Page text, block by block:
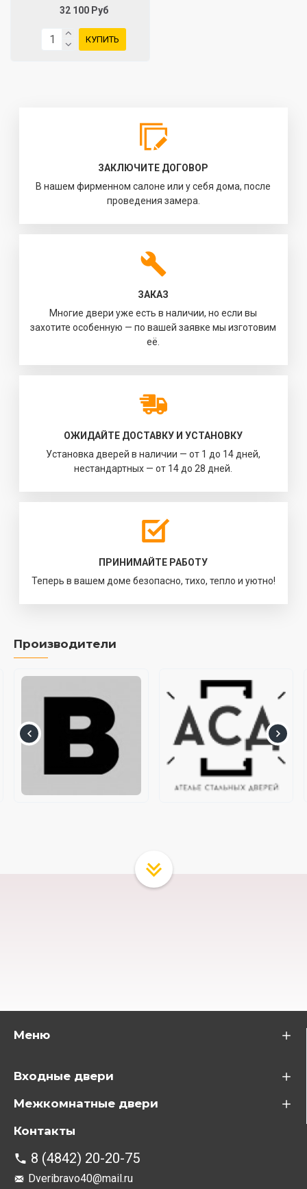
32 100 Руб
КУПИТЬ
ЗАКЛЮЧИТЕ ДОГОВОР
В нашем фирменном салоне или у себя дома, после
проведения замера.
ЗАКАЗ
Многие двери уже есть в наличии, но если вы
захотите особенную — по вашей заявке мы изготовим
её.
ОЖИДАЙТЕ ДОСТАВКУ И УСТАНОВКУ
Установка дверей в наличии — от 1 до 14 дней,
нестандартных — от 14 до 28 дней.
ПРИНИМАЙТЕ РАБОТУ
Теперь в вашем доме безопасно, тихо, тепло и уютно!
Производители
Меню
Входные двери
Межкомнатные двери
Контакты
8 (4842) 20-20-75
Dveribravo40@mail.ru